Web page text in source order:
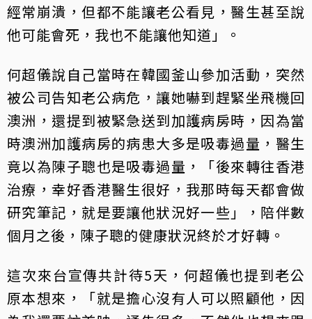
經常崩潰，但都不能讓老公看見，醫生甚至說
他可能會死，我也不能讓他知道」。
何超儀說自己當時在韓國釜山參加活動，突然
被公司告知老公病危，讓她嚇到趕緊坐飛機回
澳洲，還提到被緊急送到加護病房時，因為當
時澳洲加護病房的病患大多是吸毒過量，醫生
竟以為陳子聰也是吸毒過量，「後來轉往香港
治療，幸好香港醫生很好，我那時每天都會做
研究筆記，就是要讓他狀況好一些」，陪伴數
個月之後，陳子聰的健康狀況終於才好轉。
這次來台宣傳共計待5天，何超儀也提到老公
原本想來，「就是擔心沒有人可以照顧他，因